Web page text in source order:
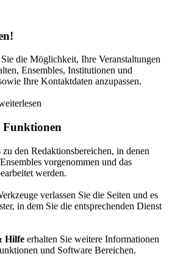
die Möglichkeit, Ihre Veranstaltungen
Ensembles, Institutionen und
Ihre Kontaktdaten anzupassen.
Funktionen
den Redaktionsbereichen, in denen
vorgenommen und das
werden.
verlassen Sie die Seiten und es
in dem Sie die entsprechenden Dienst
Hilfe erhalten Sie weitere Informationen
und Software Bereichen.